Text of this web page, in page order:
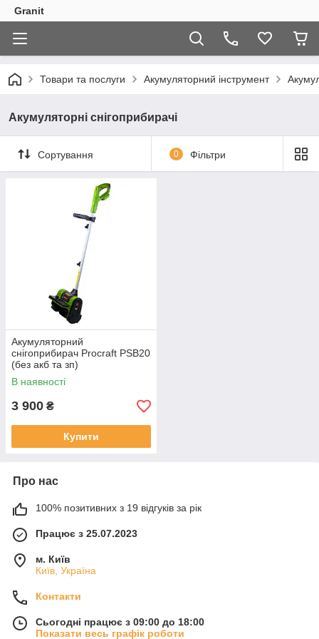
Granit
Товари та послуги Акумуляторний інструмент
Акумуляторні снігоприбирачі
Сортування 0 Фільтри
Акумуляторний
снігоприбирач Procraft PSB20
(без акб та зп)
В наявності
3 900 ₴
Купити
Про нас
100% позитивних з 19 відгуків за рік
Працює з 25.07.2023
м. Київ
Київ, Україна
Контакти
Сьогодні працює з 09:00 до 18:00
Показати весь графік роботи